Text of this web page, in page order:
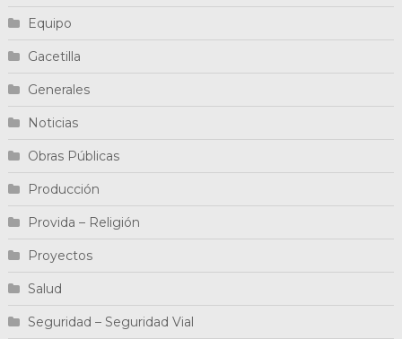
Equipo
Gacetilla
Generales
Noticias
Obras Públicas
Producción
Provida – Religión
Proyectos
Salud
Seguridad – Seguridad Vial